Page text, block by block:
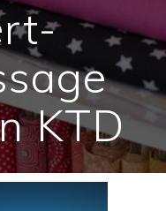
KTD